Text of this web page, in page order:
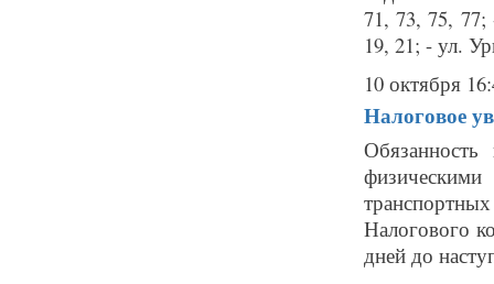
71, 73, 75,
19, 21; - ул.
10 октября
Налоговое
Налогового
дней до